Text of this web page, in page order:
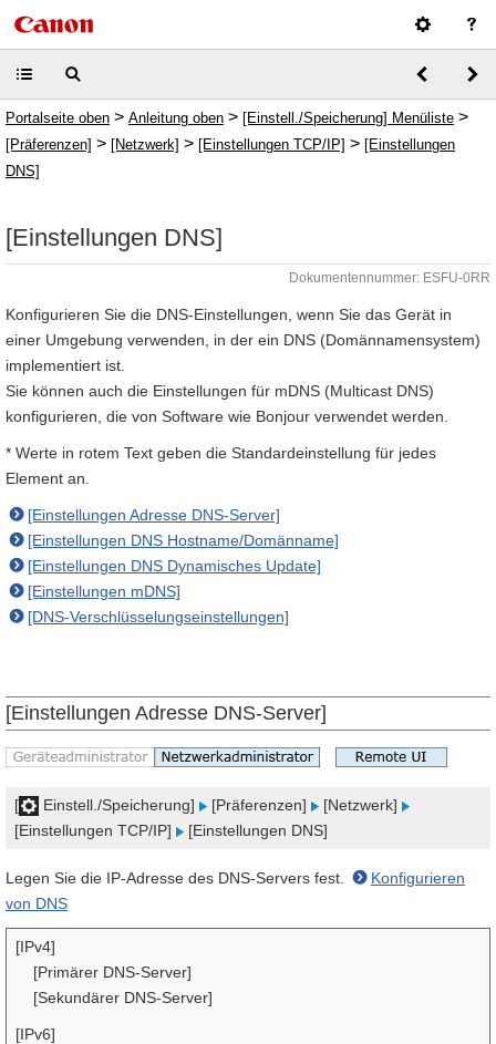
Portalseite oben > Anleitung oben > [Einstell./Speicherung] Menüliste >
[Präferenzen] > [Netzwerk] > [Einstellungen TCP/IP] > [Einstellungen
DNS]
[Einstellungen DNS]
Dokumentennummer: ESFU-0RR
Konfigurieren Sie die DNS-Einstellungen, wenn Sie das Gerät in
einer Umgebung verwenden, in der ein DNS (Domännamensystem)
implementiert ist.
Sie können auch die Einstellungen für mDNS (Multicast DNS)
konfigurieren, die von Software wie Bonjour verwendet werden.
* Werte in rotem Text geben die Standardeinstellung für jedes
Element an.
[Einstellungen Adresse DNS-Server]
[Einstellungen DNS Hostname/Domänname]
[Einstellungen DNS Dynamisches Update]
[Einstellungen mDNS]
[DNS-Verschlüsselungseinstellungen]
[Einstellungen Adresse DNS-Server]
[ Einstell./Speicherung] [Präferenzen]
[Netzwerk]
[Einstellungen TCP/IP]
[Einstellungen DNS]
Legen Sie die IP-Adresse des DNS-Servers fest.
Konfigurieren
von DNS
[IPv4]
[Primärer DNS-Server]
[Sekundärer DNS-Server]
[IPv6]